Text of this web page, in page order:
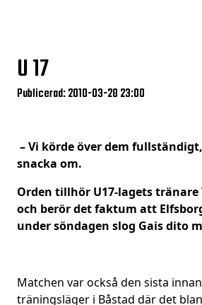
U 17
Publicerad: 2010-03-28 23:00
– Vi körde över dem
snacka om.
Orden tillhör U17-lagets tränare
och berör det faktum att
under söndagen slog Gais dito
Matchen var också den sista
träningsläger i Båstad där det